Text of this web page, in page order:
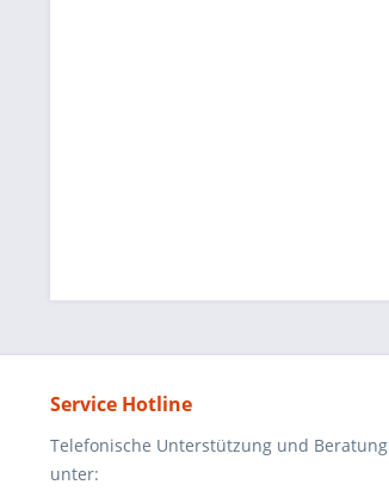
Service Hotline
Telefonische Unterstützung und Beratung
unter: